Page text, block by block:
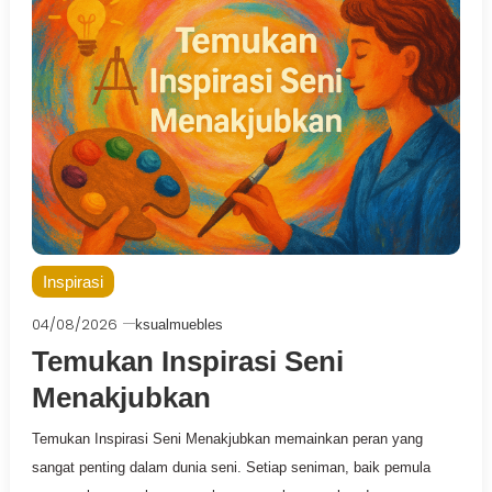
Inspirasi
04/08/2026 ksualmuebles
Temukan Inspirasi Seni
Menakjubkan
Temukan Inspirasi Seni Menakjubkan memainkan peran yang
sangat penting dalam dunia seni. Setiap seniman, baik pemula